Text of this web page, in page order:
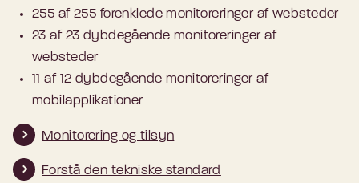
255 af 255 forenklede monitoreringer af websteder
23 af 23 dybdegående monitoreringer af
websteder
11 af 12 dybdegående monitoreringer af
mobilapplikationer
Monitorering og tilsyn
Forstå den tekniske standard